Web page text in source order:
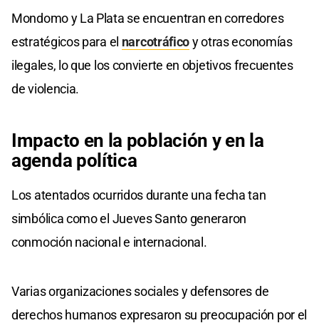
Mondomo y La Plata se encuentran en corredores
estratégicos para el narcotráficoy otras economías
ilegales, lo que los convierte en objetivos frecuentes
de violencia.
Impacto en la población y en la
agenda política
Los atentados ocurridos durante una fecha tan
simbólica como el Jueves Santo generaron
conmoción nacional e internacional.
Varias organizaciones sociales y defensores de
derechos humanos expresaron su preocupación por el